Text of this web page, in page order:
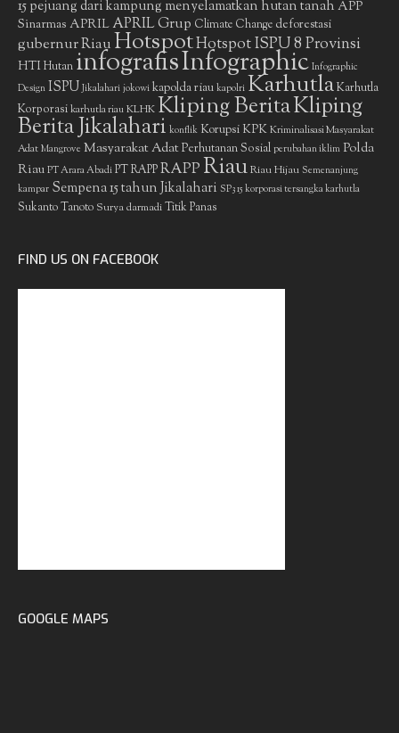
15 pejuang dari kampung menyelamatkan hutan tanah APP
Sinarmas APRIL APRIL Grup Climate Change deforestasi
gubernur RiauHotspotHotspot ISPU 8 Provinsi
HTIHutan infografisInfographic Infographic
Design ISPU Jikalahari jokowi kapolda riau kapolri KarhutlaKarhutla
Korporasikarhutla riauKLHKKliping BeritaKliping
Berita Jikalahari konflik Korupsi KPKKriminalisasi Masyarakat
Adat Mangrove Masyarakat AdatPerhutanan Sosial perubahan iklim Polda
Riau PT Arara Abadi PT RAPPRAPPRiauRiau Hijau Semenanjung
kampar Sempena 15 tahun Jikalahari SP3 15 korporasi tersangka karhutla
Sukanto Tanoto Surya darmadiTitik Panas
FIND US ON FACEBOOK
GOOGLE MAPS